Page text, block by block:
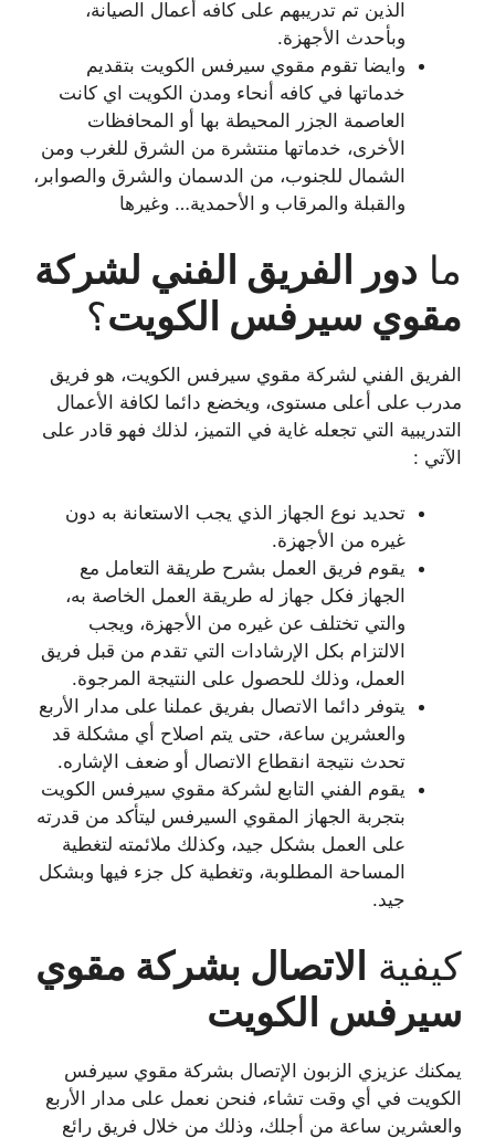
الذين تم تدريبهم على كافه أعمال الصيانة،
وبأحدث الأجهزة.
وايضا تقوم مقوي سيرفس الكويت بتقديم
خدماتها في كافه أنحاء ومدن الكويت اي كانت
العاصمة الجزر المحيطة بها أو المحافظات
الأخرى، خدماتها منتشرة من الشرق للغرب ومن
الشمال للجنوب، من الدسمان والشرق والصوابر،
والقبلة والمرقاب و الأحمدية… وغيرها
ما دور الفريق الفني لشركة
مقوي سيرفس الكويت؟
الفريق الفني لشركة مقوي سيرفس الكويت، هو فريق
مدرب على أعلى مستوى، ويخضع دائما لكافة الأعمال
التدريبية التي تجعله غاية في التميز، لذلك فهو قادر على
الآتي :
تحديد نوع الجهاز الذي يجب الاستعانة به دون
غيره من الأجهزة.
يقوم فريق العمل بشرح طريقة التعامل مع
الجهاز فكل جهاز له طريقة العمل الخاصة به،
والتي تختلف عن غيره من الأجهزة، ويجب
الالتزام بكل الإرشادات التي تقدم من قبل فريق
العمل، وذلك للحصول على النتيجة المرجوة.
يتوفر دائما الاتصال بفريق عملنا على مدار الأربع
والعشرين ساعة، حتى يتم اصلاح أي مشكلة قد
تحدث نتيجة انقطاع الاتصال أو ضعف الإشاره.
يقوم الفني التابع لشركة مقوي سيرفس الكويت
بتجربة الجهاز المقوي السيرفس ليتأكد من قدرته
على العمل بشكل جيد، وكذلك ملائمته لتغطية
المساحة المطلوبة، وتغطية كل جزء فيها وبشكل
جيد.
كيفية الاتصال بشركة مقوي
سيرفس الكويت
يمكنك عزيزي الزبون الإتصال بشركة مقوي سيرفس
الكويت في أي وقت تشاء، فنحن نعمل على مدار الأربع
والعشرين ساعة من أجلك، وذلك من خلال فريق رائع